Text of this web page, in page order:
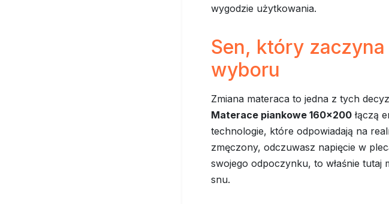
wygodzie użytkowania.
Sen, który
wyboru
Zmiana materaca to jedna z tych
Materace piankowe 160x200 łączą
technologie, które odpowiadają na
zmęczony, odczuwasz napięcie w
swojego odpoczynku, to właśnie tutaj
snu.